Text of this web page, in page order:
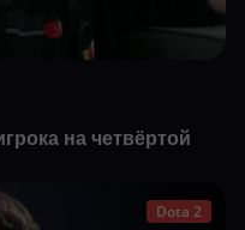
на четвёртой
Dota 2